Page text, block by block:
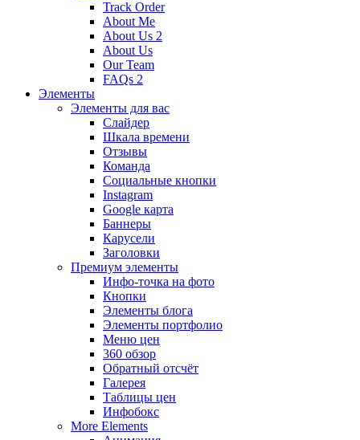
Track Order
About Me
About Us 2
About Us
Our Team
FAQs 2
Элементы
Элементы для вас
Слайдер
Шкала времени
Отзывы
Команда
Социальные кнопки
Instagram
Google карта
Баннеры
Карусели
Заголовки
Премиум элементы
Инфо-точка на фото
Кнопки
Элементы блога
Элементы портфолио
Меню цен
360 обзор
Обратный отсчёт
Галерея
Таблицы цен
Инфобокс
More Elements